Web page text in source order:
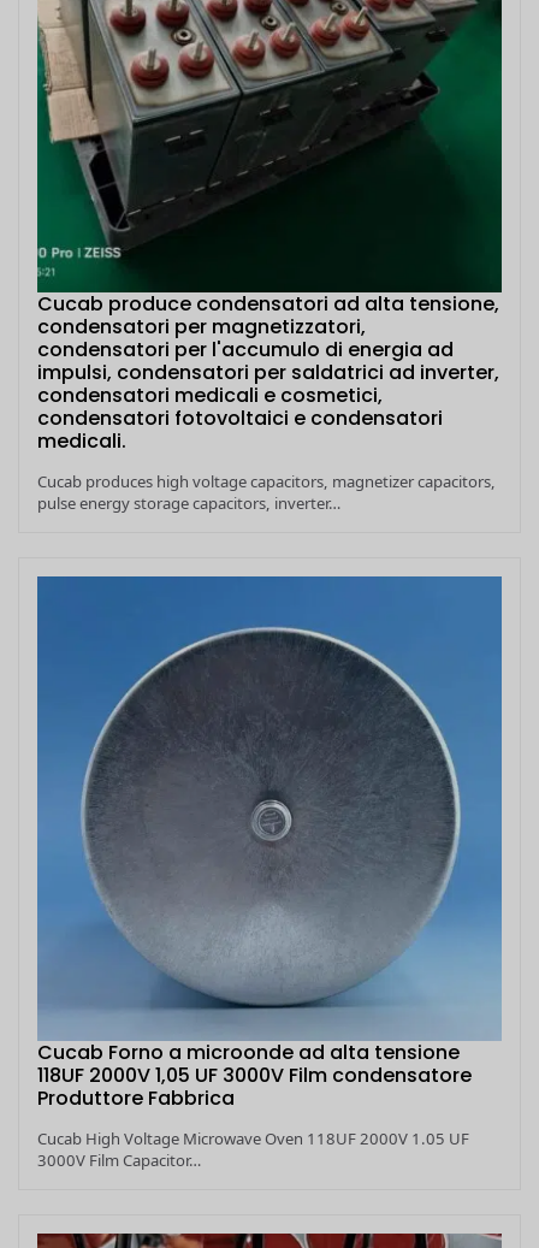
Cucab produce condensatori ad alta tensione,
condensatori per magnetizzatori,
condensatori per l'accumulo di energia ad
impulsi, condensatori per saldatrici ad inverter,
condensatori medicali e cosmetici,
condensatori fotovoltaici e condensatori
medicali.
Cucab produces high voltage capacitors, magnetizer capacitors,
pulse energy storage capacitors, inverter…
Cucab Forno a microonde ad alta tensione
118UF 2000V 1,05 UF 3000V Film condensatore
Produttore Fabbrica
Cucab High Voltage Microwave Oven 118UF 2000V 1.05 UF
3000V Film Capacitor…